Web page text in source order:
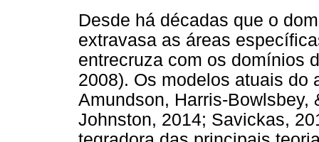
Desde há décadas que o
extravasa as áreas
entrecruza com os domínios
2008). Os modelos atuais do
Amundson, Harris-Bowlsbey,
Johnston, 2014; Savickas,